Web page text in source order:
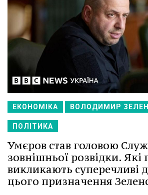
ЕКОНОМІКА ВОЛОДИМИР
ПОЛІТИКА
Умєров став головою
зовнішньої розвідки.
викликають суперечливі
цього призначення